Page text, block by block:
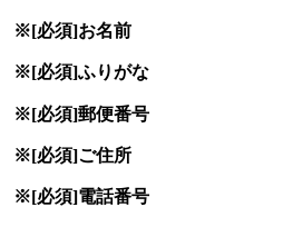
※[必須]お名前
※[必須]ふりがな
※[必須]郵便番号
※[必須]ご住所
※[必須]電話番号